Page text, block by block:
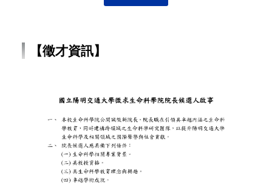
【徵才資訊】